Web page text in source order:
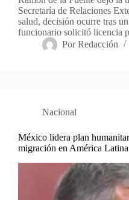
Secretaría de Relaciones
salud, decisión ocurre tras
funcionario solicitó licencia
Por Redacción
Nacional
México lidera plan
migración en América Latina